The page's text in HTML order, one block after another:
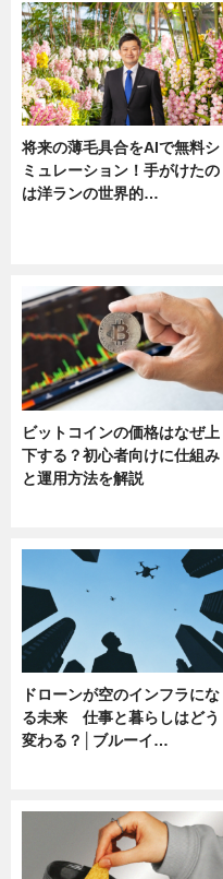
将来の薄毛具合をAIで無料シ
ミュレーション！手がけたの
は洋ランの世界的…
ビットコインの価格はなぜ上
下する？初心者向けに仕組み
と運用方法を解説
ドローンが空のインフラにな
る未来 仕事と暮らしはどう
変わる？│ブルーイ…